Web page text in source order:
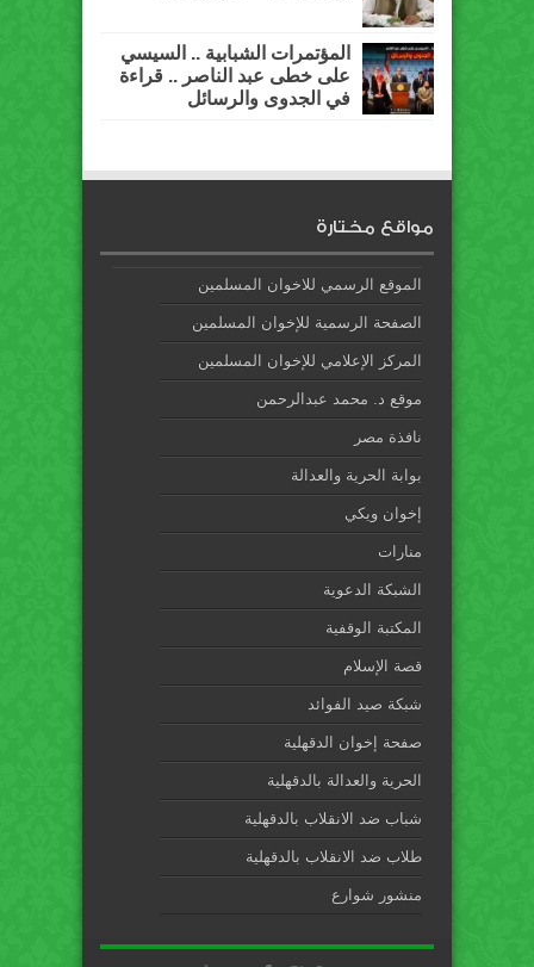
المؤتمرات الشبابية .. السيسي
على خطى عبد الناصر .. قراءة
في الجدوى والرسائل
مواقع مختارة
الموقع الرسمي للاخوان المسلمين
الصفحة الرسمية للإخوان المسلمين
المركز الإعلامي للإخوان المسلمين
موقع د. محمد عبدالرحمن
نافذة مصر
بوابة الحرية والعدالة
إخوان ويكي
منارات
الشبكة الدعوية
المكتبة الوقفية
قصة الإسلام
شبكة صيد الفوائد
صفحة إخوان الدقهلية
الحرية والعدالة بالدقهلية
شباب ضد الانقلاب بالدقهلية
طلاب ضد الانقلاب بالدقهلية
منشور شوارع